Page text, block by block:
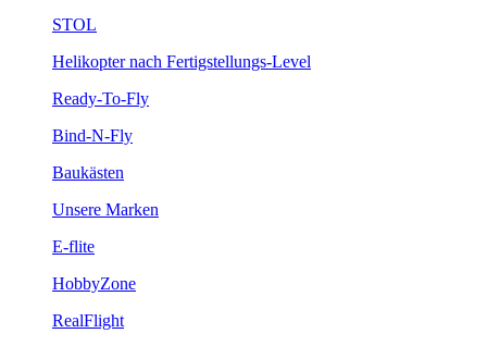
STOL
Helikopter nach Fertigstellungs-Level
Ready-To-Fly
Bind-N-Fly
Baukästen
Unsere Marken
E-flite
HobbyZone
RealFlight